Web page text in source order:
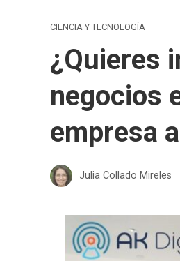
CIENCIA Y TECNOLOGÍA
¿Quieres
negocios
empresa
Julia Collado Mireles